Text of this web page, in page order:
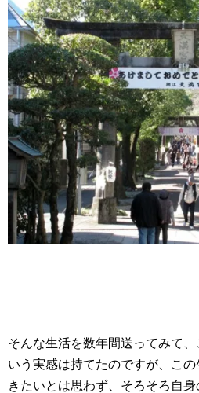
そんな生活を数年間送ってみて
いう実感は持てたのですが、こ
きたいとは思わず、そろそろ自